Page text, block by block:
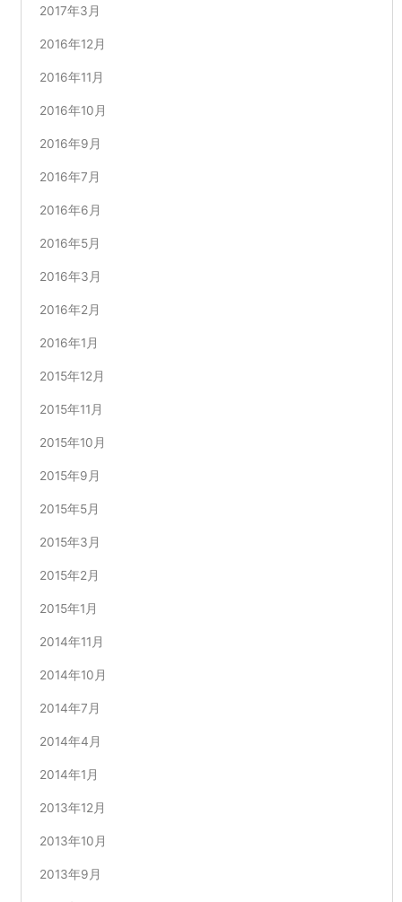
2017年3月
2016年12月
2016年11月
2016年10月
2016年9月
2016年7月
2016年6月
2016年5月
2016年3月
2016年2月
2016年1月
2015年12月
2015年11月
2015年10月
2015年9月
2015年5月
2015年3月
2015年2月
2015年1月
2014年11月
2014年10月
2014年7月
2014年4月
2014年1月
2013年12月
2013年10月
2013年9月